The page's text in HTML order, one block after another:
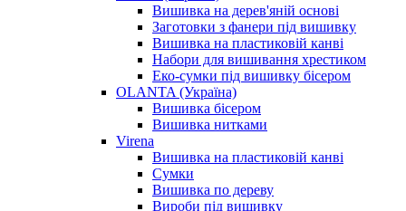
Вишивка на дерев'яній основі
Заготовки з фанери під вишивку
Вишивка на пластиковій канві
Набори для вишивання хрестиком
Еко-сумки під вишивку бісером
OLANTA (Україна)
Вишивка бісером
Вишивка нитками
Virena
Вишивка на пластиковій канві
Сумки
Вишивка по дереву
Вироби під вишивку